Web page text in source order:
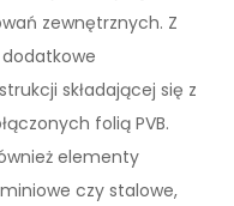
zewnętrznych. Z
składającej się z
folią PVB.
elementy
czy stalowe,